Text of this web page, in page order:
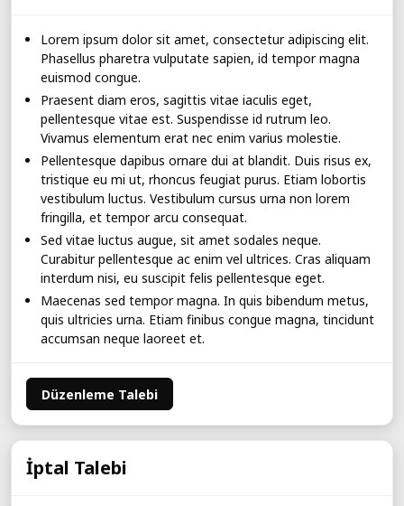
Lorem ipsum dolor sit amet, consectetur adipiscing elit.
Phasellus pharetra vulputate sapien, id tempor magna
euismod congue.
Praesent diam eros, sagittis vitae iaculis eget,
pellentesque vitae est. Suspendisse id rutrum leo.
Vivamus elementum erat nec enim varius molestie.
Pellentesque dapibus ornare dui at blandit. Duis risus ex,
tristique eu mi ut, rhoncus feugiat purus. Etiam lobortis
vestibulum luctus. Vestibulum cursus urna non lorem
fringilla, et tempor arcu consequat.
Sed vitae luctus augue, sit amet sodales neque.
Curabitur pellentesque ac enim vel ultrices. Cras aliquam
interdum nisi, eu suscipit felis pellentesque eget.
Maecenas sed tempor magna. In quis bibendum metus,
quis ultricies urna. Etiam finibus congue magna, tincidunt
accumsan neque laoreet et.
Düzenleme Talebi
İptal Talebi